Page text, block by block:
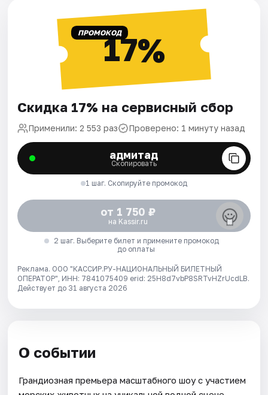
ПРОМОКОД17%
Скидка 17% на сервисный сбор
Применили: 2 553 раз Проверено: 1 минуту назад
адмитад
Скопировать
1 шаг. Скопируйте промокод
от 1 750 ₽
на Kassir.ru
2 шаг. Выберите билет и примените промокод
до оплаты
Реклама. ООО "КАССИР.РУ-НАЦИОНАЛЬНЫЙ БИЛЕТНЫЙ
ОПЕРАТОР", ИНН: 7841075409 erid: 25H8d7vbP8SRTvHZrUcdLB.
Действует до 31 августа 2026
О событии
Грандиозная премьера масштабного шоу с участием